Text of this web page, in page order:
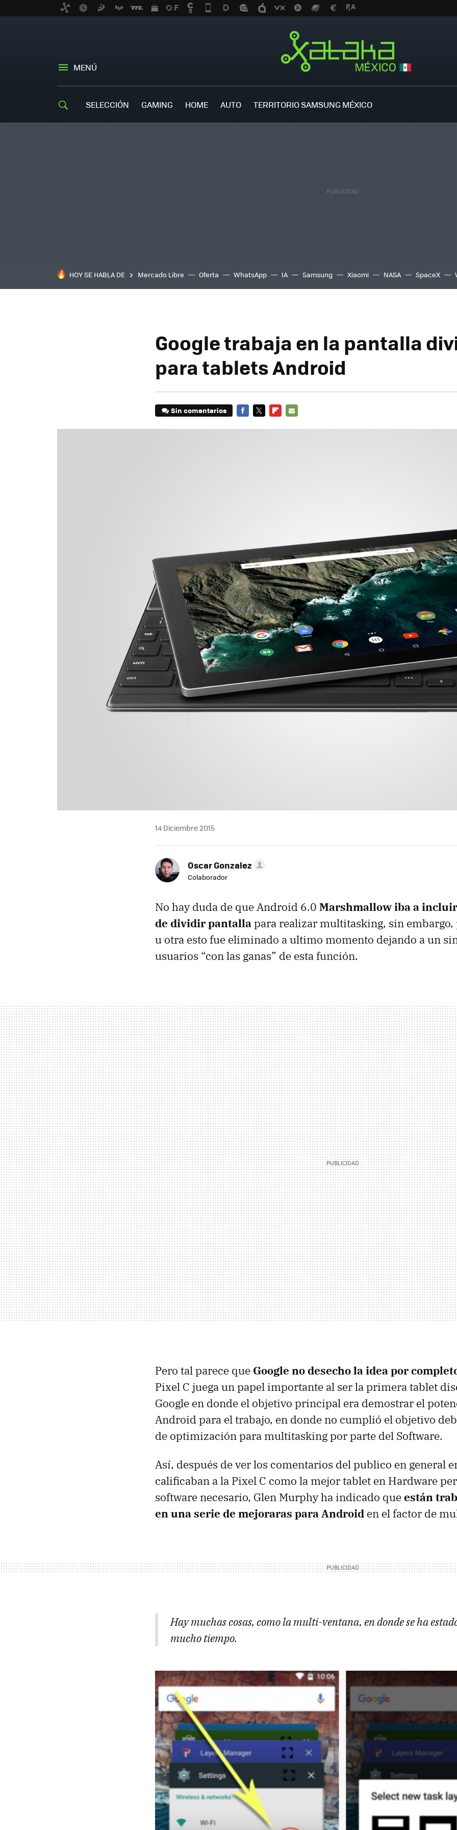
MENÚ
SELECCIÓN GAMING HOME AUTO TERRITORIO SAMSUNG MÉXICO
HOY SE HABLA DE Mercado Libre Oferta WhatsApp IA Samsung Xiaomi NASA SpaceX
Google trabaja en la pantalla
para tablets Android
Sin comentarios
14 Diciembre 2015
Oscar Gonzalez
Colaborador
No hay duda de que Android 6.0 Marshmallow iba a
de dividir pantalla para realizar multitasking, sin embargo,
u otra esto fue eliminado a ultimo momento dejando a un
usuarios “con las ganas” de esta función.
Pero tal parece que Google no desecho la idea por
Pixel C juega un papel importante al ser la primera tablet
Google en donde el objetivo principal era demostrar el
Android para el trabajo, en donde no cumplió el objetivo
de optimización para multitasking por parte del Software.
Así, después de ver los comentarios del publico en general
calificaban a la Pixel C como la mejor tablet en Hardware
software necesario, Glen Murphy ha indicado queestán
en una serie de mejoraras para Android en el factor de
Hay muchas cosas, como la multi-ventana, en donde se ha
mucho tiempo.